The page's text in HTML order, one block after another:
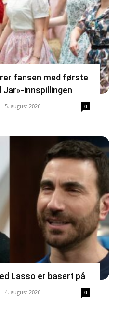
fansen med første
Jar»-innspillingen
- 5. august 2026 0
Lasso er basert på
- 4. august 2026 0